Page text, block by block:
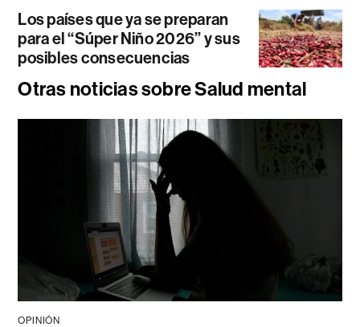
Los países que ya se preparan
para el “Súper Niño 2026” y sus
posibles consecuencias
Otras noticias sobre Salud mental
OPINIÓN